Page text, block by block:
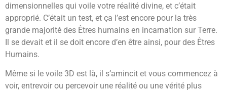
dimensionnelles qui voile votre réalité divine, et c’était
approprié. C’était un test, et ça l’est encore pour la très
grande majorité des Êtres humains en incarnation sur Terre.
Il se devait et il se doit encore d’en être ainsi, pour des Êtres
Humains.
Même si le voile 3D est là, il s’amincit et vous commencez à
voir, entrevoir ou percevoir une réalité ou une vérité plus